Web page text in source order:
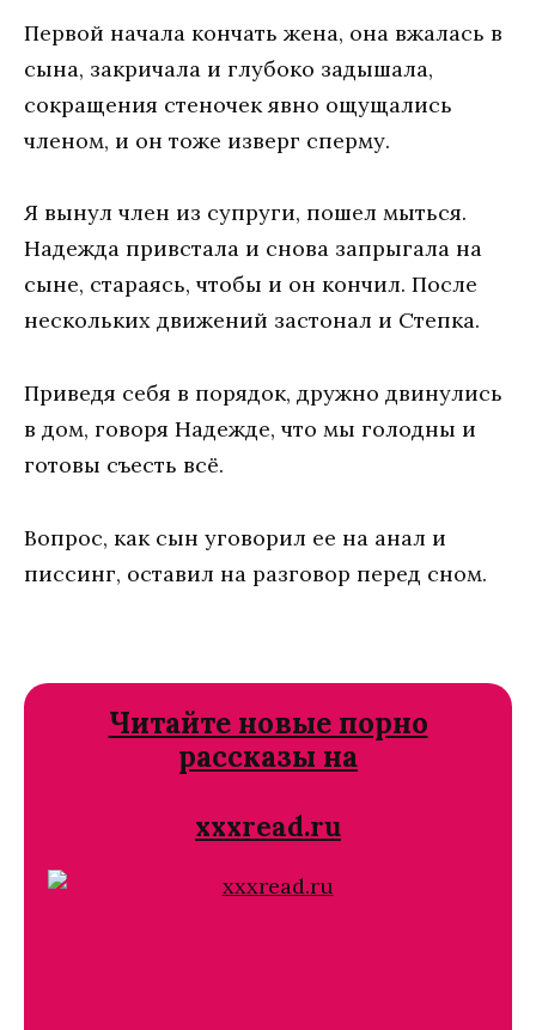
Первой начала кончать жена, она вжалась в
сына, закричала и глубоко задышала,
сокращения стеночек явно ощущались
членом, и он тоже изверг сперму.
Я вынул член из супруги, пошел мыться.
Надежда привстала и снова запрыгала на
сыне, стараясь, чтобы и он кончил. После
нескольких движений застонал и Степка.
Приведя себя в порядок, дружно двинулись
в дом, говоря Надежде, что мы голодны и
готовы съесть всё.
Вопрос, как сын уговорил ее на анал и
писсинг, оставил на разговор перед сном.
Читайте новые порно
рассказы на
xxxread.ru